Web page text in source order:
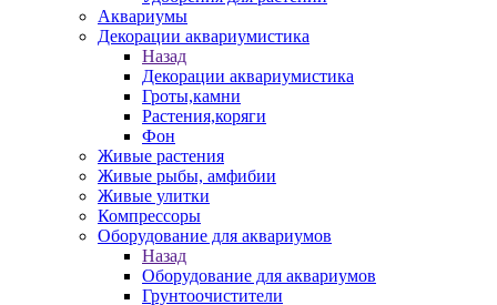
Аквариумы
Декорации аквариумистика
Назад
Декорации аквариумистика
Гроты,камни
Растения,коряги
Фон
Живые растения
Живые рыбы, амфибии
Живые улитки
Компрессоры
Оборудование для аквариумов
Назад
Оборудование для аквариумов
Грунтоочистители